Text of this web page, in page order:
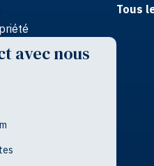
Tous
avec nous